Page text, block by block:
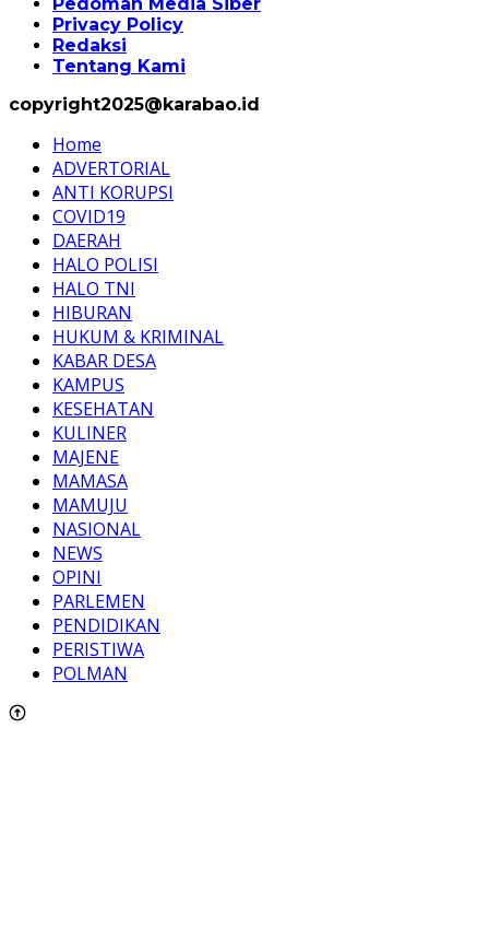
Privacy Policy
Redaksi
Tentang Kami
copyright2025@karabao.id
Home
ADVERTORIAL
ANTI KORUPSI
COVID19
DAERAH
HALO POLISI
HALO TNI
HIBURAN
HUKUM & KRIMINAL
KABAR DESA
KAMPUS
KESEHATAN
KULINER
MAJENE
MAMASA
MAMUJU
NASIONAL
NEWS
OPINI
PARLEMEN
PENDIDIKAN
PERISTIWA
POLMAN